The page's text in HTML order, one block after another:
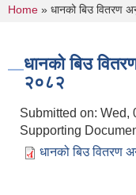
You are
Home » धानको बिउ वितरण
धानको बिउ
२०८२
Submitted on: Wed,
Supporting
धानको बिउ वितरण